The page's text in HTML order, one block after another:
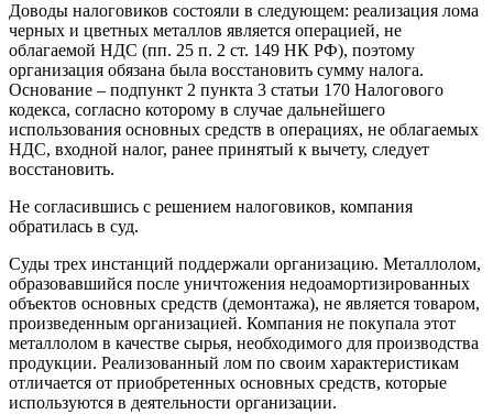
Доводы налоговиков состояли в следующем: реализация лома
черных и цветных металлов является операцией, не
облагаемой НДС (пп. 25 п. 2 ст. 149 НК РФ), поэтому
организация обязана была восстановить сумму налога.
Основание – подпункт 2 пункта 3 статьи 170 Налогового
кодекса, согласно которому в случае дальнейшего
использования основных средств в операциях, не облагаемых
НДС, входной налог, ранее принятый к вычету, следует
восстановить.
Не согласившись с решением налоговиков, компания
обратилась в суд.
Суды трех инстанций поддержали организацию. Металлолом,
образовавшийся после уничтожения недоамортизированных
объектов основных средств (демонтажа), не является товаром,
произведенным организацией. Компания не покупала этот
металлолом в качестве сырья, необходимого для производства
продукции. Реализованный лом по своим характеристикам
отличается от приобретенных основных средств, которые
используются в деятельности организации.